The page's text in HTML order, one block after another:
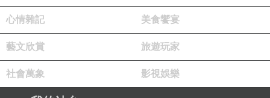
延續，繼而進一步守護了一段又一段真實而不可複製的
歷史。
收藏，不僅是短暫時空的擁有，更是我們與藝術、文
化、歷史和生命的深度連接。我們遇見，並且不可思議
地愛上一幅畫，透過作品回望過去、體察當下、想像未
心情雜記 美食饗宴
藝文欣賞 旅遊玩家
社會萬象 影視娛樂